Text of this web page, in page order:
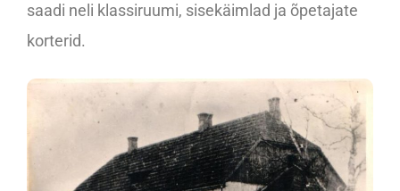
saadi neli klassiruumi, sisekäimlad ja õpetajate
korterid.